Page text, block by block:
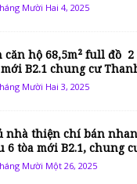
Mười Hai 4, 2025
căn hộ 68,5m² full đồ
B2.1 chung cư
Mười Hai 3, 2025
nhà thiện chí bán
6 tòa mới B2.1, chung
Mười Một 26, 2025